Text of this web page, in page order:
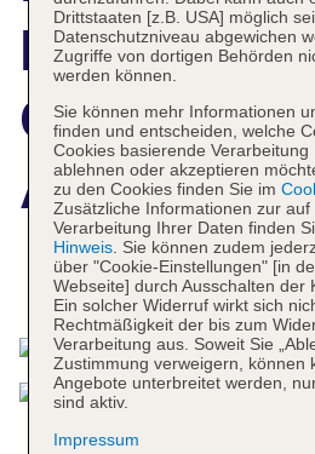
Hilton
Centre
Das bietet Ihre
Drittstaaten [z.B. USA] möglich
Datenschutzniveau abgewichen
Zugriffe von dortigen Behörden
werden können.
Sie können mehr Informationen
finden und entscheiden, welche
Cookies basierende Verarbeitung
ablehnen oder akzeptieren
zu den Cookies finden Sie im
Zusätzliche Informationen zur
Verarbeitung Ihrer Daten finden
Hinweis. Sie können zudem
über "Cookie-Einstellungen" [in
Webseite] durch Ausschalten der
Ein solcher Widerruf wirkt sich
Rechtmäßigkeit der bis zum
Verarbeitung aus. Soweit Sie
Zustimmung verweigern, können
Angebote unterbreitet werden,
sind aktiv.
Impressum